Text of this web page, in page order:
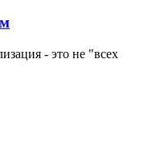
- это не "всех